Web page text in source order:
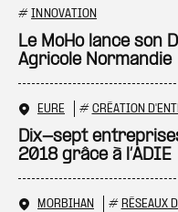
# INNOVATION
Le MoHo lance son
Agricole Normandie
EURE # CRÉATION
Dix-sept
2018 grâce à l’ADIE
MORBIHAN # RÉSEAUX